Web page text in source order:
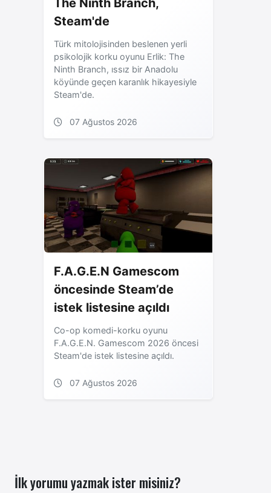
The Ninth Branch,
Steam'de
Türk mitolojisinden beslenen yerli
psikolojik korku oyunu Erlik: The
Ninth Branch, ıssız bir Anadolu
köyünde geçen karanlık hikayesiyle
Steam'de.
07 Ağustos 2026
F.A.G.E.N Gamescom
öncesinde Steam’de
istek listesine açıldı
Co-op komedi-korku oyunu
F.A.G.E.N. Gamescom 2026 öncesi
Steam'de istek listesine açıldı.
07 Ağustos 2026
İlk yorumu yazmak ister misiniz?